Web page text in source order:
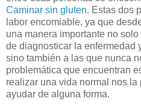
Caminar sin gluten. Estas dos
labor encomiable, ya que
una manera importante no
de diagnosticar la enfermedad
sino también a las que nunca
problemática que encuentran
realizar una vida normal nos
ayudar de alguna forma.